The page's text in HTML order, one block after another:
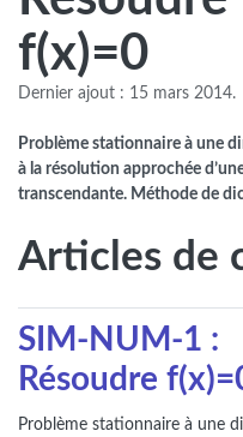
f(x)=0
Dernier ajout : 15 mars 2014.
Problème stationnaire à une
à la résolution approchée
transcendante. Méthode de
Articles de
SIM-NUM-1 :
Résoudre
Problème stationnaire à une